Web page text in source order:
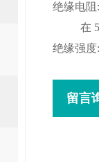
绝缘电阻
在
绝缘强度
留言